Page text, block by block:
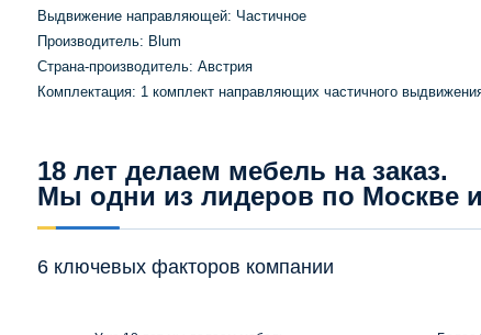
Выдвижение направляющей: Частичное
Производитель: Blum
Страна-производитель: Австрия
Комплектация: 1 комплект направляющих частичного
18 лет делаем мебель на заказ.
Мы одни из лидеров по Москве
6 ключевых факторов компании